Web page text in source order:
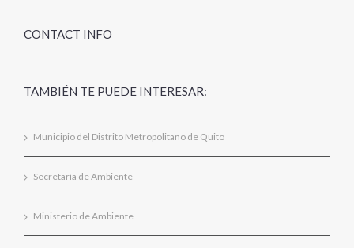
CONTACT INFO
TAMBIÉN TE PUEDE INTERESAR:
Municipio del Distrito Metropolitano de Quito
Secretaría de Ambiente
Ministerio de Ambiente